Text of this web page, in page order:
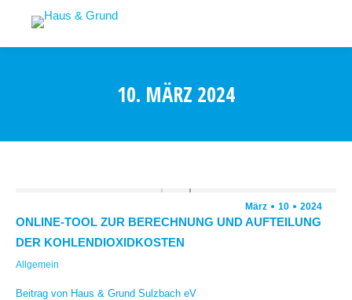
10. MÄRZ 2024
März 10 2024
ONLINE-TOOL ZUR BERECHNUNG UND AUFTEILUNG
DER KOHLENDIOXIDKOSTEN
Allgemein
Beitrag von Haus & Grund Sulzbach eV